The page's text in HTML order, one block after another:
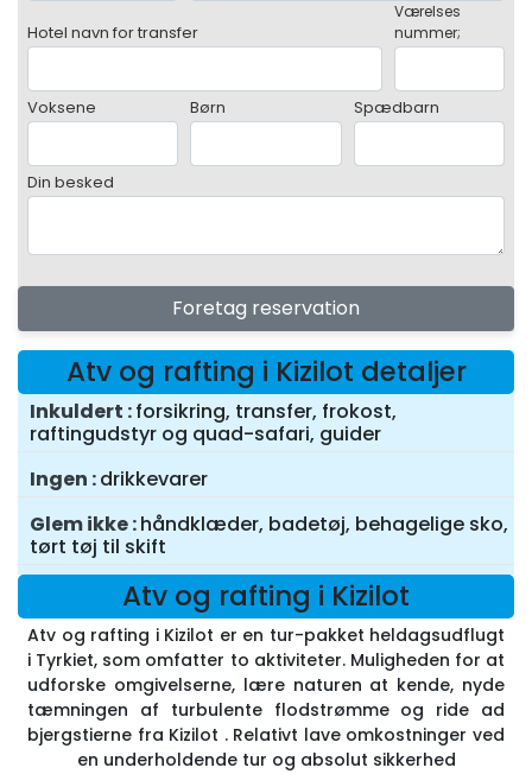
Hotel navn for transfer
Værelses
nummer;
Voksene Børn Spædbarn
Din besked
Foretag reservation
Atv og rafting i Kizilot detaljer
Inkuldert forsikring, transfer, frokost,
raftingudstyr og quad-safari, guider
Ingen drikkevarer
Glem ikke håndklæder, badetøj, behagelige sko,
tørt tøj til skift
Atv og rafting i Kizilot
Atv og rafting i Kizilot er en tur-pakket heldagsudflugt
i Tyrkiet, som omfatter to aktiviteter. Muligheden for at
udforske omgivelserne, lære naturen at kende, nyde
tæmningen af turbulente flodstrømme og ride ad
bjergstierne fra Kizilot . Relativt lave omkostninger ved
en underholdende tur og absolut sikkerhed